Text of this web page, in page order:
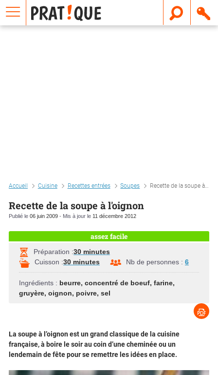
Accueil Cuisine Recettes entrées Soupes Recette de la soupe à l'oignon
Recette de la soupe à l'oignon
Publié le 06 juin 2009 - Mis à jour le 11 décembre 2012
assez facile
Préparation :30 minutes
Cuisson :30 minutes Nb de personnes : 6
Ingrédients : beurre, concentré de boeuf, farine,
gruyère, oignon, poivre, sel
La soupe à l’oignon est un grand classique de la cuisine
française, à boire le soir au coin d’une cheminée ou un
lendemain de fête pour se remettre les idées en place.
E
m
a